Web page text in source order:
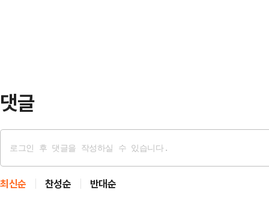
댓글
최신순 찬성순 반대순